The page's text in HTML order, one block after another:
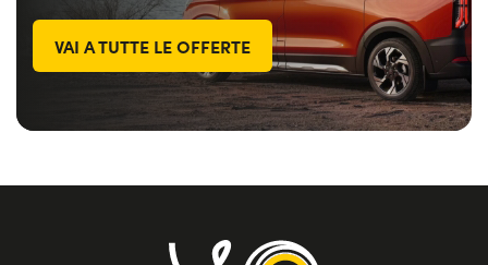
VAI A TUTTE LE OFFERTE